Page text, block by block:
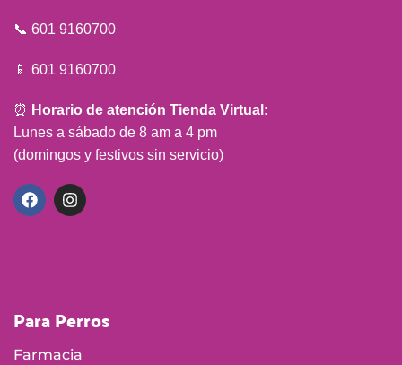
📞 601 9160700
📱 601 9160700
⏰ Horario de atención Tienda Virtual:
Lunes a sábado de 8 am a 4 pm
(domingos y festivos sin servicio)
Para Perros
Farmacia